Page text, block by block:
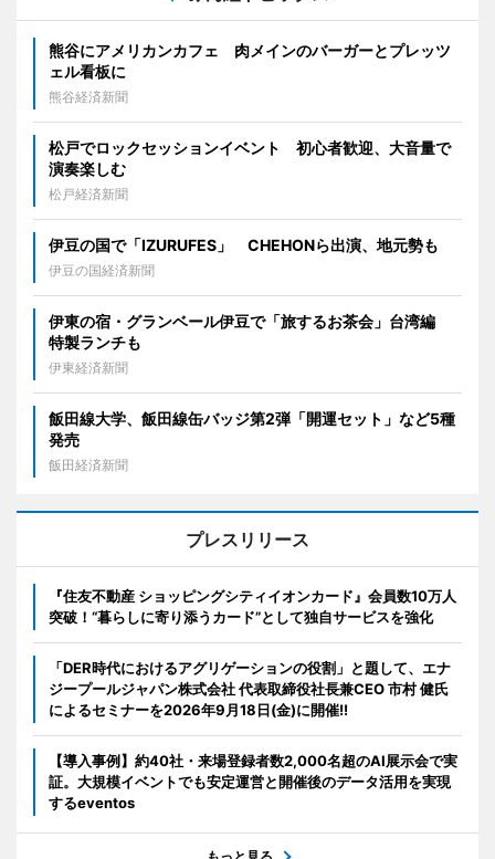
熊谷にアメリカンカフェ 肉メインのバーガーとプレッツ
ェル看板に
熊谷経済新聞
松戸でロックセッションイベント 初心者歓迎、大音量で
演奏楽しむ
松戸経済新聞
伊豆の国で「IZURUFES」 CHEHONら出演、地元勢も
伊豆の国経済新聞
伊東の宿・グランベール伊豆で「旅するお茶会」台湾編
特製ランチも
伊東経済新聞
飯田線大学、飯田線缶バッジ第2弾「開運セット」など5種
発売
飯田経済新聞
プレスリリース
『住友不動産 ショッピングシティイオンカード』会員数10万人
突破！“暮らしに寄り添うカード”として独自サービスを強化
「DER時代におけるアグリゲーションの役割」と題して、エナ
ジープールジャパン株式会社 代表取締役社長兼CEO 市村 健氏
によるセミナーを2026年9月18日(金)に開催!!
【導入事例】約40社・来場登録者数2,000名超のAI展示会で実
証。大規模イベントでも安定運営と開催後のデータ活用を実現
するeventos